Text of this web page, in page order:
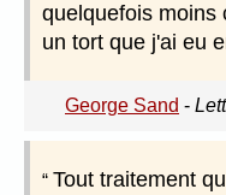
quelquefois moins
un tort que j'ai eu
George Sand -
Tout traitement